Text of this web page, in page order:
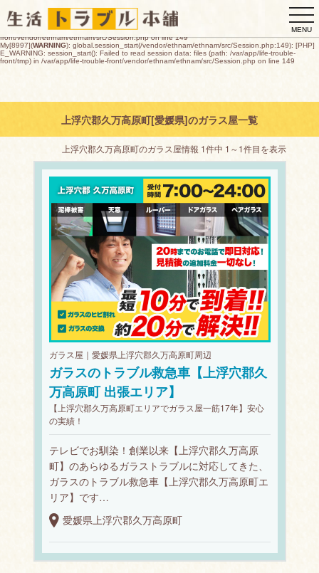
E_WARNING: session_start(): open(/var/app/life-trouble-
front/tmp/sess_23901511c9843555feb2ef6b03df4efd3ce6a8947e6550965c4a99fd975b2023,
O_RDWR) failed: デバイスに空き領域がありません (28) in /var/app/life-trouble-
front/vendor/ethnam/ethnam/src/Session.php on line 149
My[8997](WARNING): global.session_start(/vendor/ethnam/ethnam/src/Session.php:149): [PHP]
E_WARNING: session_start(): Failed to read session data: files (path: /var/app/life-trouble-
front/tmp) in /var/app/life-trouble-front/vendor/ethnam/ethnam/src/Session.php on line 149
MENU
上浮穴郡久万高原町[愛媛県]のガラス屋一覧
上浮穴郡久万高原町のガラス屋情報 1件中 1～1件目を表示
ガラス屋｜愛媛県上浮穴郡久万高原町周辺
ガラスのトラブル救急車【上浮穴郡久
万高原町 出張エリア】
【上浮穴郡久万高原町エリアでガラス屋一筋17年】安心
の実績！
テレビでお馴染！創業以来【上浮穴郡久万高原
町】のあらゆるガラストラブルに対応してきた、
ガラスのトラブル救急車【上浮穴郡久万高原町エ
リア】です…
愛媛県上浮穴郡久万高原町